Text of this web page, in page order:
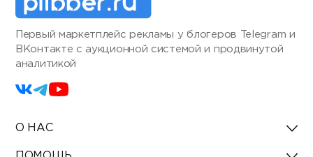
Первый маркетплейс рекламы у блогеров Telegram и
ВКонтакте с аукционной системой и продвинутой
аналитикой
О НАС